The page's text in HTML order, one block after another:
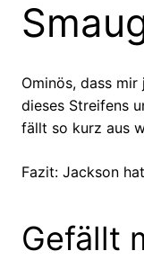
Ominös, dass
dieses Streifens
fällt so kurz aus
Fazit: Jackson
Gefällt